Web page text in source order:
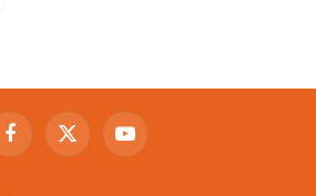
Facebook
X
YouTube